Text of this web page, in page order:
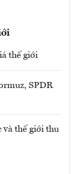
thế giới
SPDR
và thế giới thu